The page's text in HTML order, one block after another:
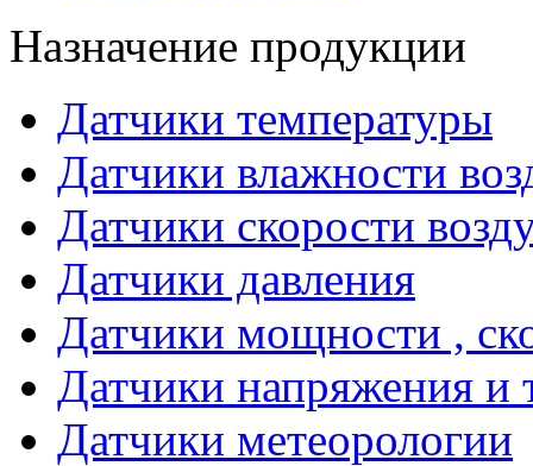
Назначение продукции
Датчики температуры
Датчики влажности
Датчики скорости
Датчики давления
Датчики мощности ,
Датчики напряжения и
Датчики метеорологии